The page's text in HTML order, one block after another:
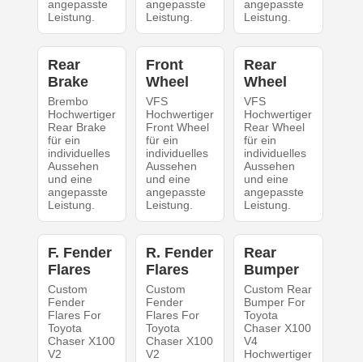
angepasste
Leistung.
angepasste
Leistung.
angepasste
Leistung.
Rear
Brake
Brembo
Hochwertiger
Rear Brake
für ein
individuelles
Aussehen
und eine
angepasste
Leistung.
Front
Wheel
VFS
Hochwertiger
Front Wheel
für ein
individuelles
Aussehen
und eine
angepasste
Leistung.
Rear
Wheel
VFS
Hochwertiger
Rear Wheel
für ein
individuelles
Aussehen
und eine
angepasste
Leistung.
F. Fender
Flares
Custom
Fender
Flares For
Toyota
Chaser X100
V2
R. Fender
Flares
Custom
Fender
Flares For
Toyota
Chaser X100
V2
Rear
Bumper
Custom Rear
Bumper For
Toyota
Chaser X100
V4
Hochwertiger